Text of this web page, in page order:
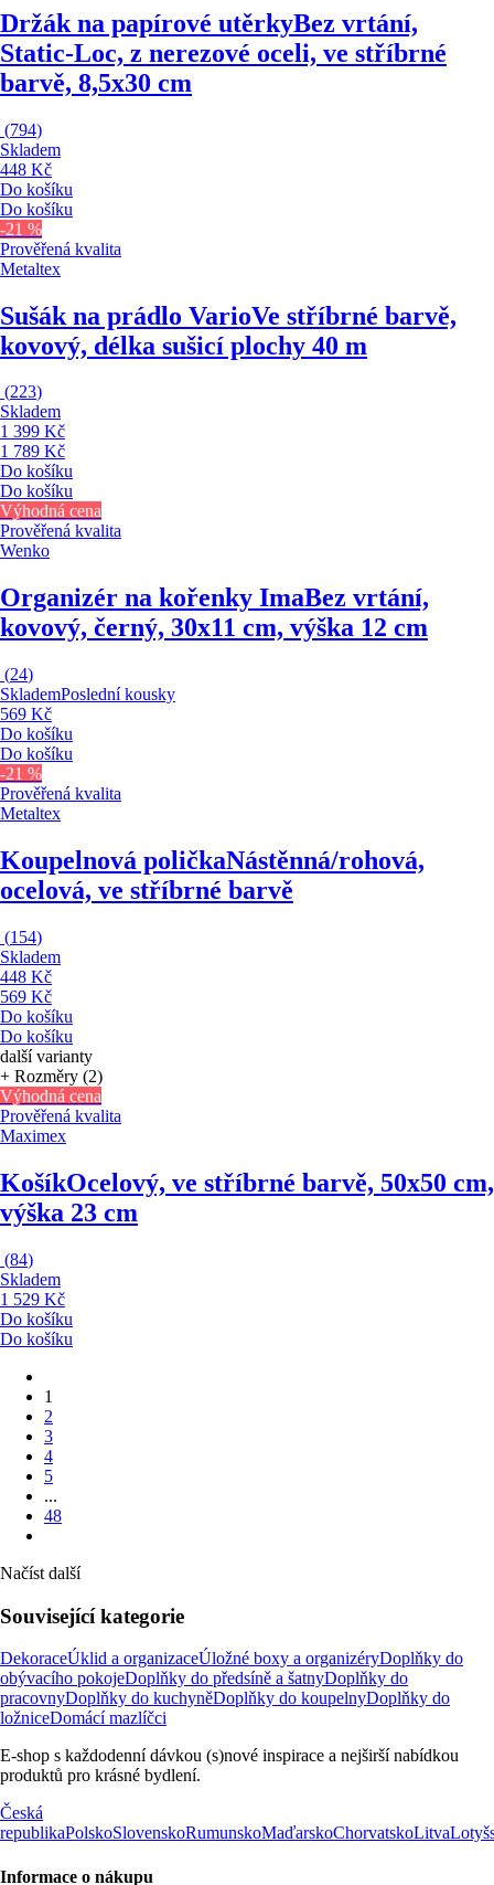
Držák na papírové utěrkyBez vrtání,
Static-Loc, z nerezové oceli, ve stříbrné
barvě, 8,5x30 cm
(794)
Skladem
448 Kč
Do košíku
Do košíku
-21 %
Prověřená kvalita
Metaltex
Sušák na prádlo VarioVe stříbrné barvě,
kovový, délka sušicí plochy 40 m
(223)
Skladem
1 399 Kč
1 789 Kč
Do košíku
Do košíku
Výhodná cena
Prověřená kvalita
Wenko
Organizér na kořenky ImaBez vrtání,
kovový, černý, 30x11 cm, výška 12 cm
(24)
SklademPoslední kousky
569 Kč
Do košíku
Do košíku
-21 %
Prověřená kvalita
Metaltex
Koupelnová poličkaNástěnná/rohová,
ocelová, ve stříbrné barvě
(154)
Skladem
448 Kč
569 Kč
Do košíku
Do košíku
další varianty
+ Rozměry (2)
Výhodná cena
Prověřená kvalita
Maximex
KošíkOcelový, ve stříbrné barvě, 50x50 cm,
výška 23 cm
(84)
Skladem
1 529 Kč
Do košíku
Do košíku
1
2
3
4
5
...
48
Načíst další
Související kategorie
DekoraceÚklid a organizaceÚložné boxy a organizéryDoplňky do
obývacího pokojeDoplňky do předsíně a šatnyDoplňky do
pracovnyDoplňky do kuchyněDoplňky do koupelnyDoplňky do
ložniceDomácí mazlíčci
E-shop s každodenní dávkou (s)nové inspirace a nejširší nabídkou
produktů pro krásné bydlení.
Česká
republikaPolskoSlovenskoRumunskoMaďarskoChorvatskoLitva
Informace o nákupu